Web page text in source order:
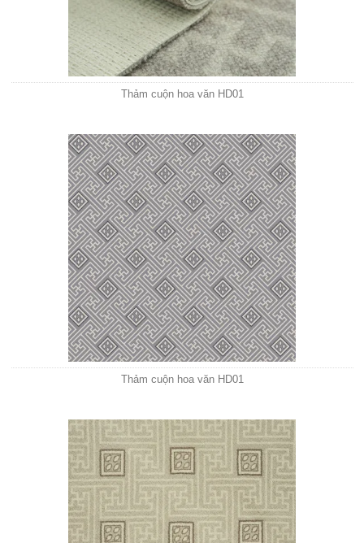
Thảm cuộn hoa văn HD01
Thảm cuộn hoa văn HD01